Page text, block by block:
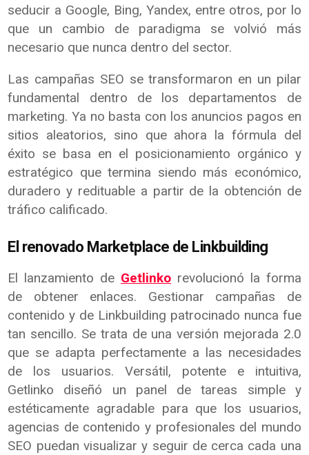
seducir a Google, Bing, Yandex, entre otros, por lo
que un cambio de paradigma se volvió más
necesario que nunca dentro del sector.
Las campañas SEO se transformaron en un pilar
fundamental dentro de los departamentos de
marketing. Ya no basta con los anuncios pagos en
sitios aleatorios, sino que ahora la fórmula del
éxito se basa en el posicionamiento orgánico y
estratégico que termina siendo más económico,
duradero y redituable a partir de la obtención de
tráfico calificado.
El renovado Marketplace de Linkbuilding
El lanzamiento de Getlinko revolucionó la forma
de obtener enlaces. Gestionar campañas de
contenido y de Linkbuilding patrocinado nunca fue
tan sencillo. Se trata de una versión mejorada 2.0
que se adapta perfectamente a las necesidades
de los usuarios. Versátil, potente e intuitiva,
Getlinko diseñó un panel de tareas simple y
estéticamente agradable para que los usuarios,
agencias de contenido y profesionales del mundo
SEO puedan visualizar y seguir de cerca cada una